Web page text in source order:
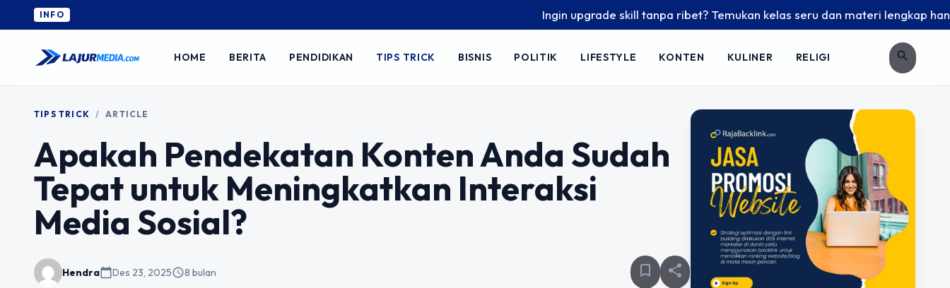
INFO Ingin upgrade skill tanpa ribet? Temukan kelas seru dan materi lengkap hanya di
HOME BERITA PENDIDIKAN TIPS TRICK BISNIS POLITIK LIFESTYLE KONTEN KULINER RELIGI search
TIPS TRICK / ARTICLE
Apakah Pendekatan Konten Anda Sudah
Tepat untuk Meningkatkan Interaksi
Media Sosial?
Hendracalendar_todayDes 23, 2025schedule8 bulan bookmark_border share